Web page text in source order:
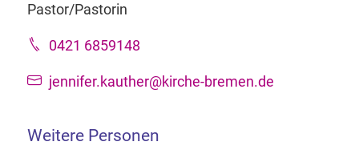
Pastor/Pastorin
0421 6859148
jennifer.kauther@kirche-bremen.de
Weitere Personen